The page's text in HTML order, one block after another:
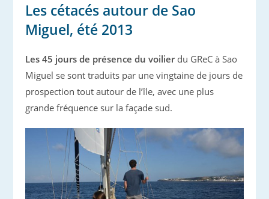
Les cétacés autour de Sao
Miguel, été 2013
Les 45 jours de présence du voilierdu GReC à Sao
Miguel se sont traduits par une vingtaine de jours de
prospection tout autour de l’île, avec une plus
grande fréquence sur la façade sud.